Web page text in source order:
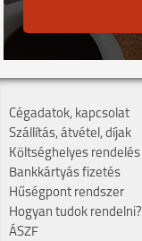
Cégadatok, kapcsolat
Szállítás, átvétel, díjak
Költséghelyes rendelés
Bankkártyás fizetés
Hűségpont rendszer
Hogyan tudok rendelni?
ÁSZF